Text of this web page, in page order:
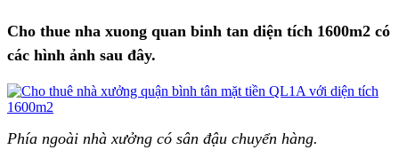
Cho thue nha xuong quan binh tan diện tích 1600m2 có
các hình ảnh sau đây.
Phía ngoài nhà xưởng có sân đậu chuyển hàng.